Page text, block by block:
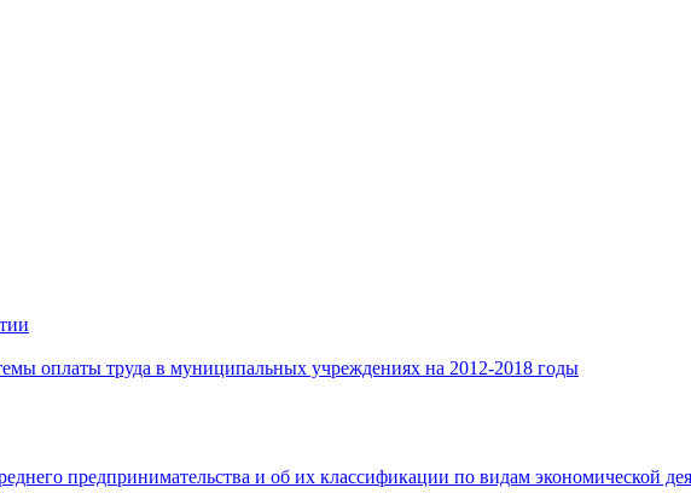
оплаты труда в муниципальных учреждениях на 2012-2018 годы
предпринимательства и об их классификации по видам экономической